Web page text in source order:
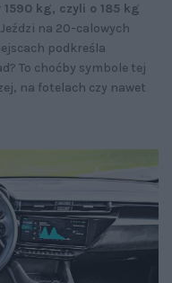
1590 kg, czyli o 185 kg
na 20-calowych
podkreśla
To choćby symbole tej
na fotelach czy nawet